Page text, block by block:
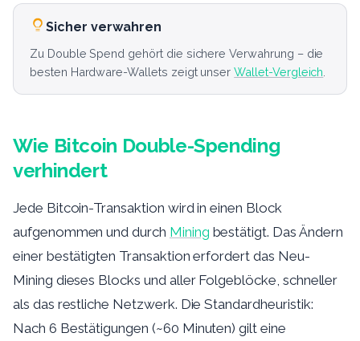
Sicher verwahren
Zu Double Spend gehört die sichere Verwahrung – die
besten Hardware-Wallets zeigt unserWallet-Vergleich
Wie Bitcoin Double-Spending
verhindert
Jede Bitcoin-Transaktion wird in einen Block
aufgenommen und durch Mining bestätigt. Das Ändern
einer bestätigten Transaktion erfordert das Neu-
Mining dieses Blocks und aller Folgeblöcke, schneller
als das restliche Netzwerk. Die Standardheuristik:
Nach 6 Bestätigungen (~60 Minuten) gilt eine